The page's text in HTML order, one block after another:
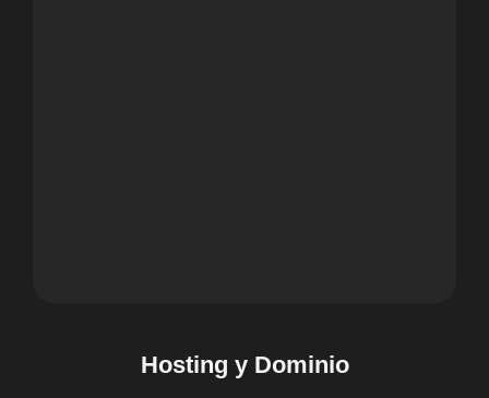
Hosting y Dominio